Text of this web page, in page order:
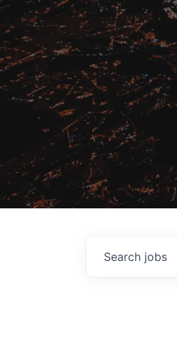
Search jobs